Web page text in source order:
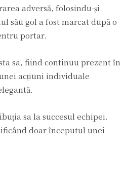
adversă, folosindu-și
său gol a fost marcat după o
portar.
sa, fiind continuu prezent în
acțiuni individuale
sa la succesul echipei.
doar începutul unei